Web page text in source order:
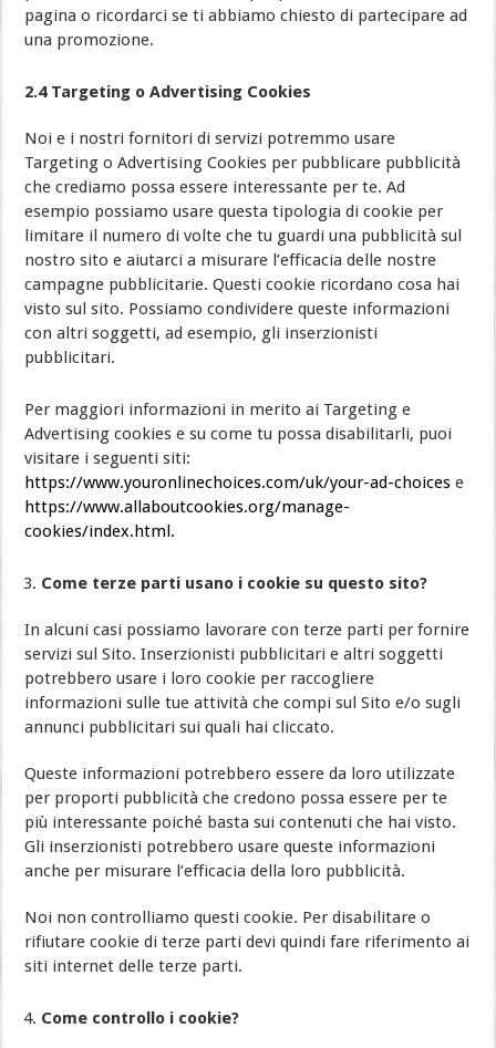
pagina o ricordarci se ti abbiamo chiesto di partecipare ad
una promozione.
2.4 Targeting o Advertising Cookies
Noi e i nostri fornitori di servizi potremmo usare
Targeting o Advertising Cookies per pubblicare pubblicità
che crediamo possa essere interessante per te. Ad
esempio possiamo usare questa tipologia di cookie per
limitare il numero di volte che tu guardi una pubblicità sul
nostro sito e aiutarci a misurare l’efficacia delle nostre
campagne pubblicitarie. Questi cookie ricordano cosa hai
visto sul sito. Possiamo condividere queste informazioni
con altri soggetti, ad esempio, gli inserzionisti
pubblicitari.
Per maggiori informazioni in merito ai Targeting e
Advertising cookies e su come tu possa disabilitarli, puoi
visitare i seguenti siti:
https://www.youronlinechoices.com/uk/your-ad-choices e
https://www.allaboutcookies.org/manage-
cookies/index.html.
Come terze parti usano i cookie su questo sito?
In alcuni casi possiamo lavorare con terze parti per fornire
servizi sul Sito. Inserzionisti pubblicitari e altri soggetti
potrebbero usare i loro cookie per raccogliere
informazioni sulle tue attività che compi sul Sito e/o sugli
annunci pubblicitari sui quali hai cliccato.
Queste informazioni potrebbero essere da loro utilizzate
per proporti pubblicità che credono possa essere per te
più interessante poiché basta sui contenuti che hai visto.
Gli inserzionisti potrebbero usare queste informazioni
anche per misurare l’efficacia della loro pubblicità.
Noi non controlliamo questi cookie. Per disabilitare o
rifiutare cookie di terze parti devi quindi fare riferimento ai
siti internet delle terze parti.
Come controllo i cookie?